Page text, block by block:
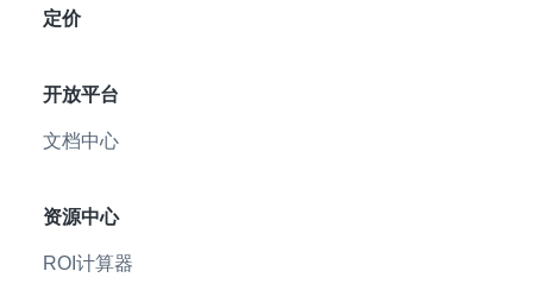
定价
开放平台
文档中心
资源中心
ROI计算器